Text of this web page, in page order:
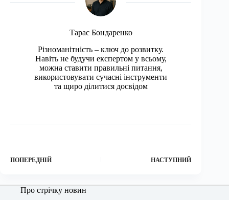
Тарас Бондаренко
Різноманітність – ключ до розвитку.
Навіть не будучи експертом у всьому,
можна ставити правильні питання,
використовувати сучасні інструменти
та щиро ділитися досвідом
ПОПЕРЕДНІЙ НАСТУПНИЙ
Про стрічку новин